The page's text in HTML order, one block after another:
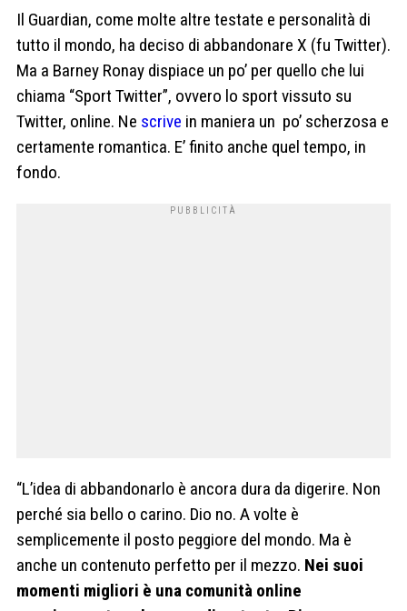
Il Guardian, come molte altre testate e personalità di
tutto il mondo, ha deciso di abbandonare X (fu Twitter).
Ma a Barney Ronay dispiace un po’ per quello che lui
chiama “Sport Twitter”, ovvero lo sport vissuto su
Twitter, online. Ne scrive in maniera un po’ scherzosa e
certamente romantica. E’ finito anche quel tempo, in
fondo.
“L’idea di abbandonarlo è ancora dura da digerire. Non
perché sia ​​bello o carino. Dio no. A volte è
semplicemente il posto peggiore del mondo. Ma è
anche un contenuto perfetto per il mezzo. Nei suoi
momenti migliori è una comunità online